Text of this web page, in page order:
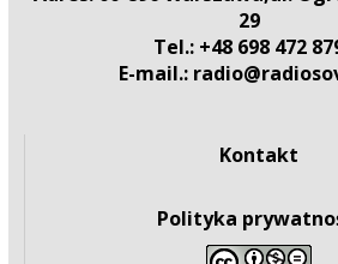
29
Tel.: +48 698 472
E-mail.:
Kontakt
Polityka